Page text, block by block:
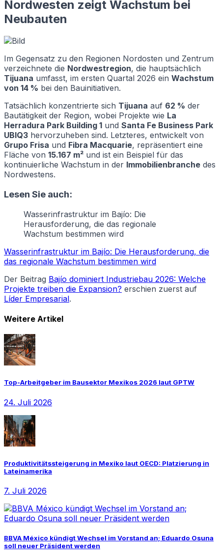
Nordwesten zeigt Wachstum bei
Neubauten
Im Gegensatz zu den Regionen Nordosten und Zentrum
verzeichnete die Nordwestregion, die hauptsächlich
Tijuana umfasst, im ersten Quartal 2026 ein Wachstum
von 14 % bei den Bauinitiativen.
Tatsächlich konzentrierte sich Tijuana auf 62 % der
Bautätigkeit der Region, wobei Projekte wie La
Herradura Park Building 1 und Santa Fe Business Park
UBIQ3 hervorzuheben sind. Letzteres, entwickelt von
Grupo Frisa und Fibra Macquarie, repräsentiert eine
Fläche von 15.167 m² und ist ein Beispiel für das
kontinuierliche Wachstum in der Immobilienbranche des
Nordwestens.
Lesen Sie auch:
Wasserinfrastruktur im Bajío: Die
Herausforderung, die das regionale
Wachstum bestimmen wird
Wasserinfrastruktur im Bajío: Die Herausforderung, die
das regionale Wachstum bestimmen wird
Der Beitrag Bajío dominiert Industriebau 2026: Welche
Projekte treiben die Expansion? erschien zuerst auf
Líder Empresarial.
Weitere Artikel
Top-Arbeitgeber im Bausektor Mexikos 2026 laut GPTW
24. Juli 2026
Produktivitätssteigerung in Mexiko laut OECD: Platzierung in
Lateinamerika
7. Juli 2026
BBVA México kündigt Wechsel im Vorstand an; Eduardo Osuna
soll neuer Präsident werden